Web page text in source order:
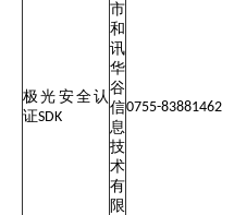
极光安全认
证SDK
市
和
讯
华
谷
信
息
技
术
有
限
0755-83881462